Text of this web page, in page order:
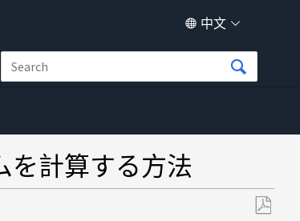
中文
を計算する方法